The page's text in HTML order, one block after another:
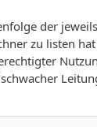
der
zu listen